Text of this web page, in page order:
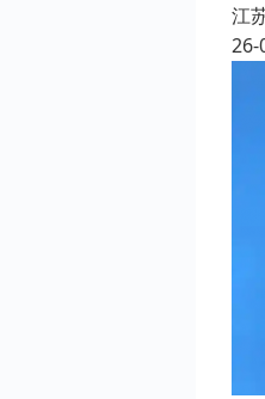
江
26-